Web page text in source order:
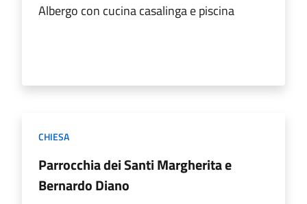
Albergo con cucina casalinga e piscina
CHIESA
Parrocchia dei Santi Margherita e
Bernardo Diano